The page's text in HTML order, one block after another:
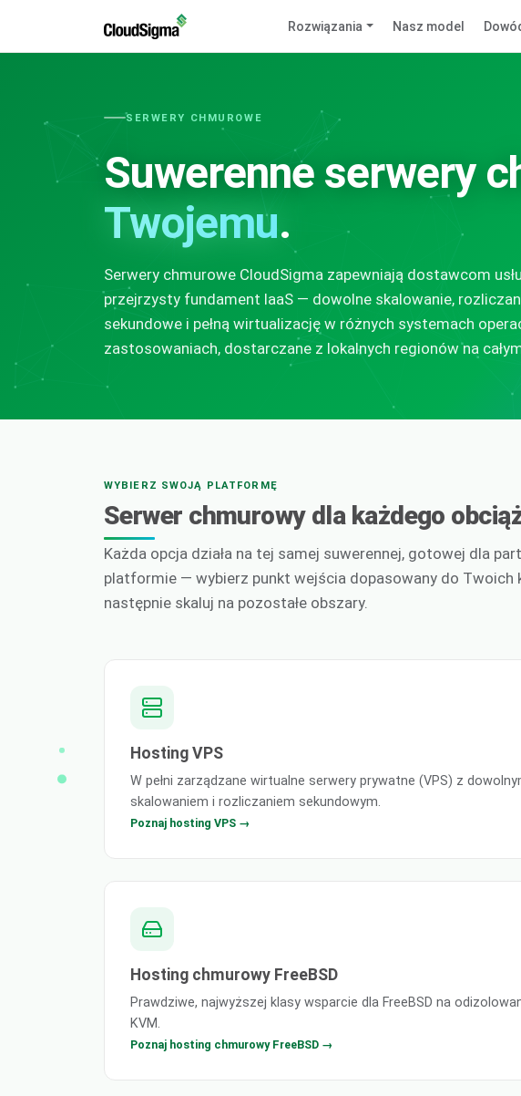
Rozwiązania Nasz model
SERWERY CHMUROWE
Suwerenne serwery
Twojemu.
Serwery chmurowe CloudSigma zapewniają dostawcom
przejrzysty fundament IaaS — dowolne skalowanie,
sekundowe i pełną wirtualizację w różnych systemach
zastosowaniach, dostarczane z lokalnych regionów na
WYBIERZ SWOJĄ PLATFORMĘ
Serwer chmurowy dla każdego
Każda opcja działa na tej samej suwerennej, gotowej dla
platformie — wybierz punkt wejścia dopasowany do Twoich
następnie skaluj na pozostałe obszary.
Hosting VPS
W pełni zarządzane wirtualne serwery prywatne (VPS) z
skalowaniem i rozliczaniem sekundowym.
Poznaj hosting VPS →
Hosting chmurowy FreeBSD
Prawdziwe, najwyższej klasy wsparcie dla FreeBSD na
KVM.
Poznaj hosting chmurowy FreeBSD →